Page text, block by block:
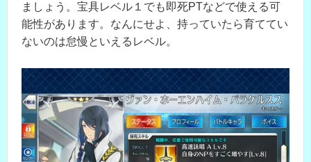
ましょう。宝具レベル１でも即死PTなどで使える可
能性があります。なんにせよ、持っていたら育ててい
ないのは怠慢といえるレベル。